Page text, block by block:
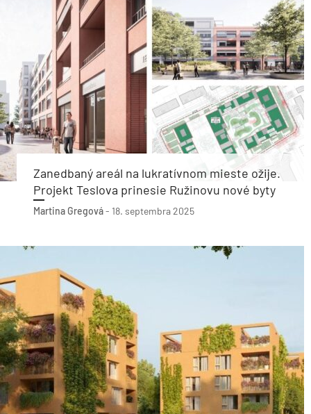
Zanedbaný areál na lukratívnom mieste ožije.
Projekt Teslova prinesie Ružinovu nové byty
Martina Gregová- 18. septembra 2025